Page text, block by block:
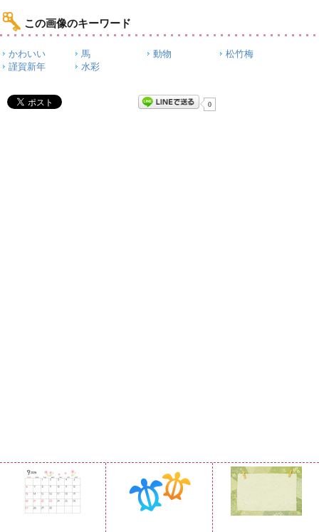
この画像のキーワード
かわいい 馬 動物
松竹梅
謹賀新年
水彩
0